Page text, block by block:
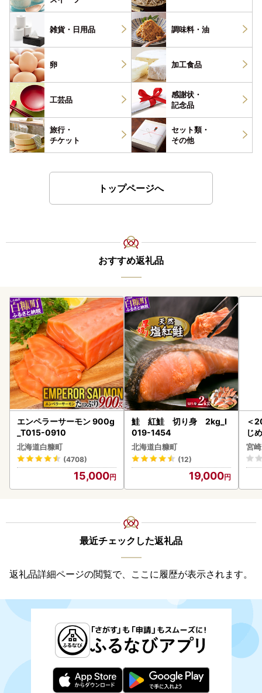
雑貨・ 日用品 調味料・ 油
卵 加工食品
工芸品
感謝状・
記念品
旅行・
チケット
セット類・
その他
トップページへ
おすすめ返礼品
エンペラーサーモン 900g
_T015-0910
北海道白糠町
(4708)
15,000
鮭 紅鮭 切り身 2kg_I
019-1454
北海道白糠町
(12)
19,000
＜
じ
ロ
宮
最近チェックした返礼品
返礼品詳細ページの閲覧で、ここに履歴が表示されます。